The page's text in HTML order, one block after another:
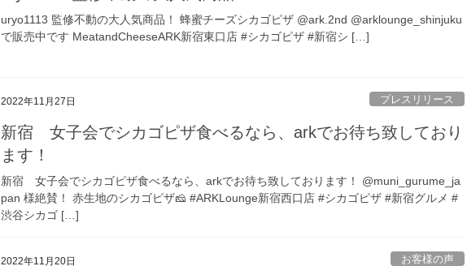
uryo1113 監修不動の大人気商品！ 蜂蜜チーズシカゴピザ @ark.2nd @arklounge_shinjuku
で販売中です MeatandCheeseARK新宿東口店 #シカゴピザ #新宿シ […]
2022年11月27日 プレスリリース
新宿 女子会でシカゴピザ食べるなら、arkでお待ち致しており
ます！
新宿 女子会でシカゴピザ食べるなら、arkでお待ち致しております！ @muni_gurume_ja
pan 様絶賛！ 赤生地のシカゴピザ🧀 #ARKLounge新宿西口店 #シカゴピザ #新宿グルメ #
渋谷シカゴ […]
2022年11月20日 お客様の声